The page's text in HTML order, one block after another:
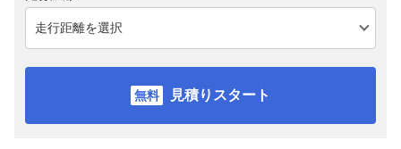
見積りスタート